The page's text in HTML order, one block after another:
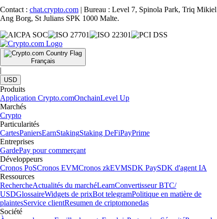
Contact : chat.crypto.com | Bureau : Level 7, Spinola Park, Triq Mikiel
Ang Borg, St Julians SPK 1000 Malte.
Français
|
USD
Produits
Application Crypto.comOnchainLevel Up
Marchés
Crypto
Particularités
CartesPaniersEarnStakingStaking DeFiPayPrime
Entreprises
GardePay pour commerçant
Développeurs
Cronos PoSCronos EVMCronos zkEVMSDK PaySDK d'agent IA
Ressources
RechercheActualités du marchéLearnConvertisseur BTC/
USDGlossaireWidgets de prixBot telegramPolitique en matière de
plaintesService clientResumen de criptomonedas
Société